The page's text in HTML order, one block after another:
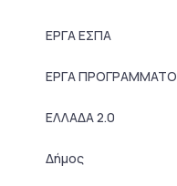
ΕΡΓΑ ΕΣΠΑ
ΕΡΓΑ
ΕΛΛΑΔΑ 2.0
Δήμος